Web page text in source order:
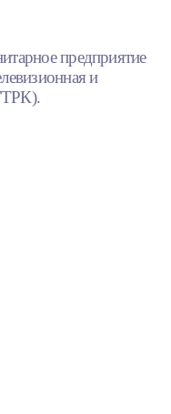
предприятие
и